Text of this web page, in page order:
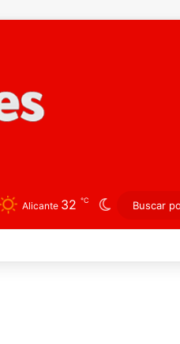
Alicante 32 ℃ Switch skin
Roja ante Inglaterra